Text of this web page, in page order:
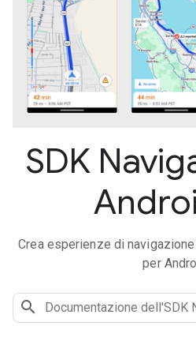
SDK
Crea esperienze di
per